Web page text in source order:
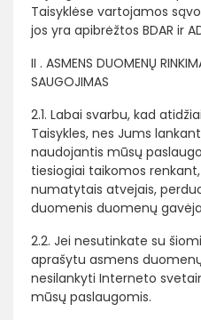
Taisyklėse vartojamos
jos yra apibrėžtos BDAR ir
II . ASMENS DUOMENŲ
SAUGOJIMAS
2.1. Labai svarbu, kad
Taisykles, nes Jums
naudojantis mūsų
tiesiogiai taikomos
numatytais atvejais,
duomenis duomenų
2.2. Jei nesutinkate su
aprašytu asmens
nesilankyti Interneto
mūsų paslaugomis.